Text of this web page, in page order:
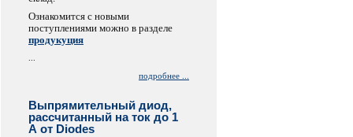
Ознакомится с новыми
поступлениями можно в разделе
продукуция
подробнее ...
Выпрямительный диод,
рассчитанный на ток до 1
А от Diodes